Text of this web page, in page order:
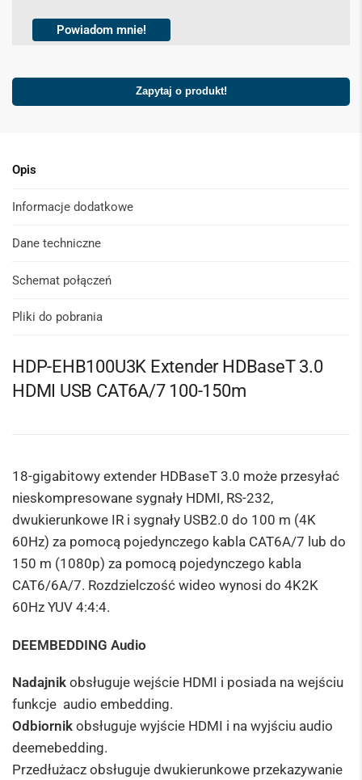
b
x
s
Powiadom mnie!
Zapytaj o produkt!
Opis
Informacje dodatkowe
Dane techniczne
Schemat połączeń
Pliki do pobrania
HDP-EHB100U3K Extender HDBaseT 3.0
HDMI USB CAT6A/7 100-150m
18-gigabitowy extender HDBaseT 3.0 może przesyłać
nieskompresowane sygnały HDMI, RS-232,
dwukierunkowe IR i sygnały USB2.0 do 100 m (4K
60Hz) za pomocą pojedynczego kabla CAT6A/7 lub do
150 m (1080p) za pomocą pojedynczego kabla
CAT6/6A/7. Rozdzielczość wideo wynosi do 4K2K
60Hz YUV 4:4:4.
DEEMBEDDING Audio
Nadajnik obsługuje wejście HDMI i posiada na wejściu
funkcje audio embedding.
Odbiornik obsługuje wyjście HDMI i na wyjściu audio
deemebedding.
Przedłużacz obsługuje dwukierunkowe przekazywanie